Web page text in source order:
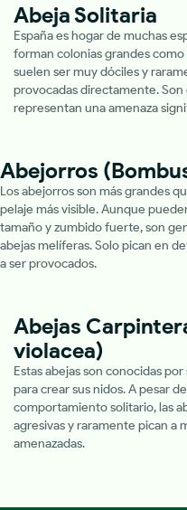
Abeja Solitaria
España es hogar de muchas
forman colonias grandes como
suelen ser muy dóciles y
provocadas directamente.
representan una amenaza
Abejorros
Los abejorros son más grandes
pelaje más visible. Aunque
tamaño y zumbido fuerte, son
abejas melíferas. Solo pican en
a ser provocados.
Abejas
violacea)
Estas abejas son conocidas
para crear sus nidos. A pesar
comportamiento solitario, las
agresivas y raramente pican a
amenazadas.